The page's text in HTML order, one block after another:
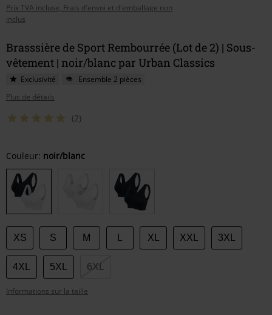
Prix TVA incluse, Frais d'envoi et d'emballage non
inclus
Brasssière de Sport Rembourrée (Lot de 2) | Sous-
vêtement | noir/blanc par Urban Classics
Exclusivité
Ensemble 2 pièces
Plus de détails
(2)
Choisissez
votre
taille
Couleur: noir/blanc
XS S M XL XXL 3XL
4XL 5XL 6XL
Informations sur la taille